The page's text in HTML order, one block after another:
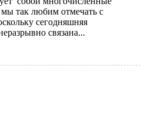
так любим отмечать с
сегодняшняя
связана...